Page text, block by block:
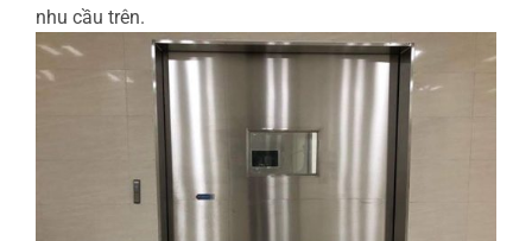
nhu cầu trên.